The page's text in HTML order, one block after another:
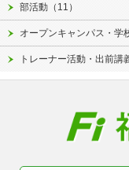
部活動（11）
オープンキャンパス・学
トレーナー活動・出前講